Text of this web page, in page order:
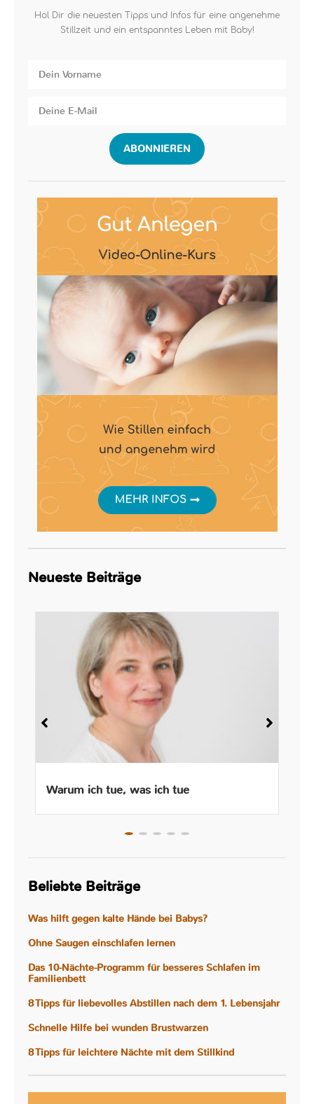
Hol Dir die neuesten Tipps und Infos für eine angenehme
Stillzeit und ein entspanntes Leben mit Baby!
ABONNIEREN
Neueste Beiträge
Warum ich tue, was ich tue
Beliebte Beiträge
Was hilft gegen kalte Hände bei Babys?
Ohne Saugen einschlafen lernen
Das 10-Nächte-Programm für besseres Schlafen im
Familienbett
8 Tipps für liebevolles Abstillen nach dem 1. Lebensjahr
Schnelle Hilfe bei wunden Brustwarzen
8 Tipps für leichtere Nächte mit dem Stillkind